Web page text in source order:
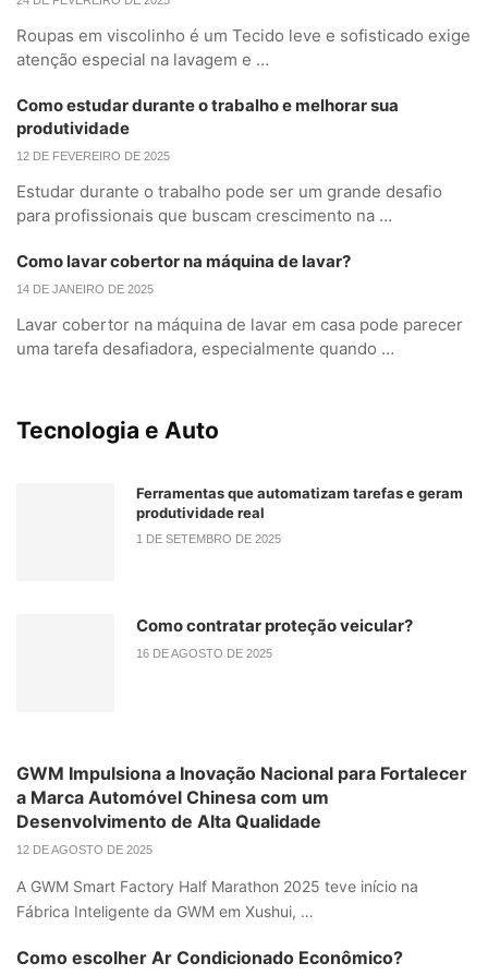
Roupas em viscolinho é um Tecido leve e sofisticado exige
atenção especial na lavagem e …
Como estudar durante o trabalho e melhorar sua
produtividade
12 DE FEVEREIRO DE 2025
Estudar durante o trabalho pode ser um grande desafio
para profissionais que buscam crescimento na …
Como lavar cobertor na máquina de lavar?
14 DE JANEIRO DE 2025
Lavar cobertor na máquina de lavar em casa pode parecer
uma tarefa desafiadora, especialmente quando …
Tecnologia e Auto
Ferramentas que automatizam tarefas e geram
produtividade real
1 DE SETEMBRO DE 2025
Como contratar proteção veicular?
16 DE AGOSTO DE 2025
GWM Impulsiona a Inovação Nacional para Fortalecer
a Marca Automóvel Chinesa com um
Desenvolvimento de Alta Qualidade
12 DE AGOSTO DE 2025
A GWM Smart Factory Half Marathon 2025 teve início na
Fábrica Inteligente da GWM em Xushui, …
Como escolher Ar Condicionado Econômico?